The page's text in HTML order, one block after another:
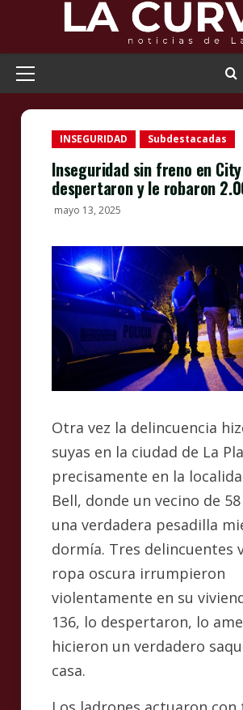
content
Primary
INSEGURIDAD Subdestacadas
Inseguridad sin freno en
despertaron y le robaron
mayo 13, 2025
Otra vez la delincuencia
suyas en la ciudad de La
precisamente en la
Bell, donde un vecino de
una verdadera pesadilla
dormía. Tres delincuentes
ropa oscura irrumpieron
violentamente en su
136, lo despertaron, lo
hicieron un verdadero
casa.